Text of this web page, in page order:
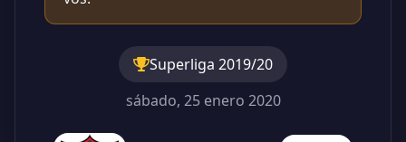
Superliga 2019/20
sábado, 25 enero 2020